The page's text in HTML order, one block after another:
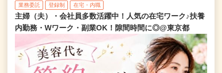
業務委託 登録制 在宅・内職
主婦（夫）・会社員多数活躍中！人気の在宅ワーク♪扶養
内勤務・Wワーク・副業OK！隙間時間に◎@東京都